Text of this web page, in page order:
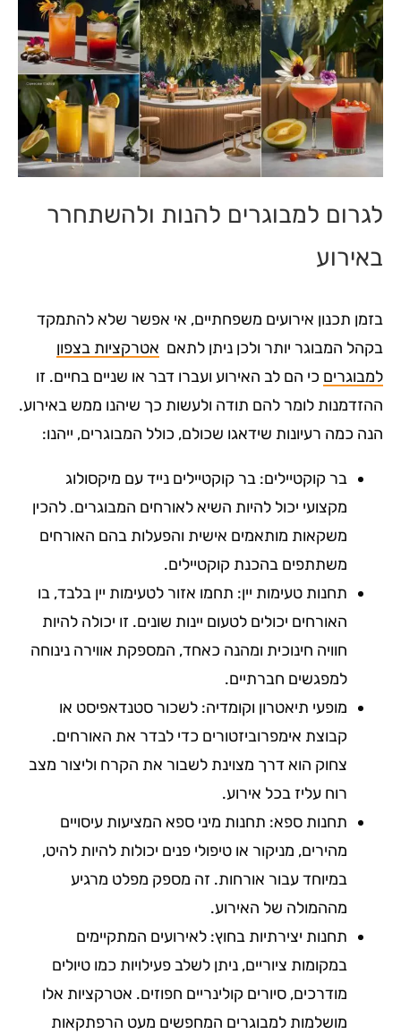
לגרום למבוגרים להנות ולהשתחרר
באירוע
בזמן תכנון אירועים משפחתיים, אי אפשר שלא להתמקד
בקהל המבוגר יותר ולכן ניתן לתאםאטרקציות בצפון
למבוגריםכי הם לב האירוע ועברו דבר או שניים בחיים. זו
ההזדמנות לומר להם תודה ולעשות כך שיהנו ממש באירוע.
הנה כמה רעיונות שידאגו שכולם, כולל המבוגרים, ייהנו:
בר קוקטיילים: בר קוקטיילים נייד עם מיקסולוג
מקצועי יכול להיות השיא לאורחים המבוגרים. להכין
משקאות מותאמים אישית והפעלות בהם האורחים
משתתפים בהכנת קוקטיילים.
תחנות טעימות יין: תחמו אזור לטעימות יין בלבד, בו
האורחים יכולים לטעום יינות שונים. זו יכולה להיות
חוויה חינוכית ומהנה כאחד, המספקת אווירה נינוחה
למפגשים חברתיים.
מופעי תיאטרון וקומדיה: לשכור סטנדאפיסט או
קבוצת אימפרוביזטורים כדי לבדר את האורחים.
צחוק הוא דרך מצוינת לשבור את הקרח וליצור מצב
רוח עליז בכל אירוע.
תחנות ספא: תחנות מיני ספא המציעות עיסויים
מהירים, מניקור או טיפולי פנים יכולות להיות להיט,
במיוחד עבור אורחות. זה מספק מפלט מרגיע
מההמולה של האירוע.
תחנות יצירתיות בחוץ: לאירועים המתקיימים
במקומות ציוריים, ניתן לשלב פעילויות כמו טיולים
מודרכים, סיורים קולינריים חפוזים. אטרקציות אלו
מושלמות למבוגרים המחפשים מעט הרפתקאות